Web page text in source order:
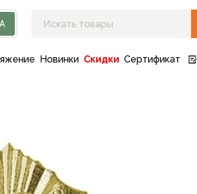
Новинки Скидки Сертификат